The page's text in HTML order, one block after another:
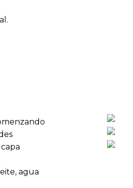
agua